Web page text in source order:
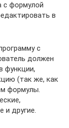
с формулой
в
с
должен
функции,
(так же, как
формулы.
и другие.